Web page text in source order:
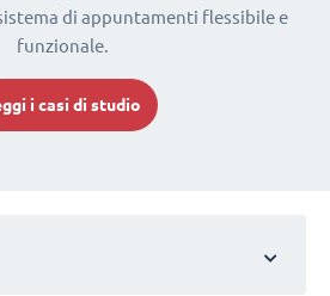
di appuntamenti flessibile e
funzionale.
i casi di studio